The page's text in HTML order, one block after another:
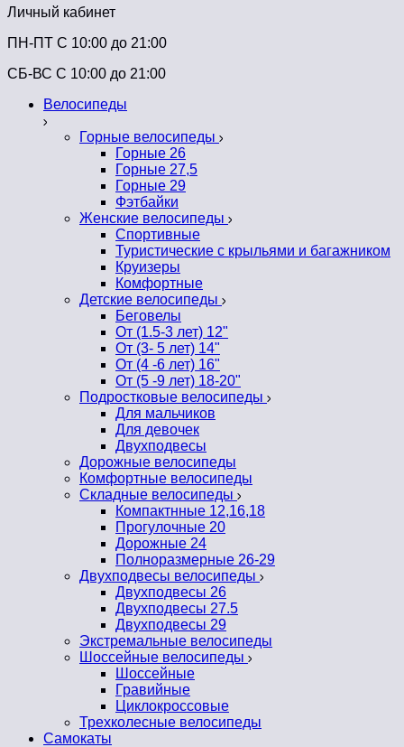
Личный кабинет
ПН-ПТ C 10:00 до 21:00
СБ-ВС С 10:00 до 21:00
Велосипеды
Горные велосипеды
Горные 26
Горные 27,5
Горные 29
Фэтбайки
Женские велосипеды
Спортивные
Туристические с крыльями и багажником
Круизеры
Комфортные
Детские велосипеды
Беговелы
От (1.5-3 лет) 12"
От (3- 5 лет) 14"
От (4 -6 лет) 16"
От (5 -9 лет) 18-20"
Подростковые велосипеды
Для мальчиков
Для девочек
Двухподвесы
Дорожные велосипеды
Комфортные велосипеды
Складные велосипеды
Компактнные 12,16,18
Прогулочные 20
Дорожные 24
Полноразмерные 26-29
Двухподвесы велосипеды
Двухподвесы 26
Двухподвесы 27.5
Двухподвесы 29
Экстремальные велосипеды
Шоссейные велосипеды
Шоссейные
Гравийные
Циклокроссовые
Трехколесные велосипеды
Самокаты